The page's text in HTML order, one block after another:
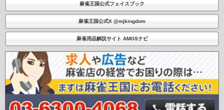
麻雀王国公式フェイスブック
麻雀王国公式X @mjkingdom
麻雀用品解説サイト AMOSナビ